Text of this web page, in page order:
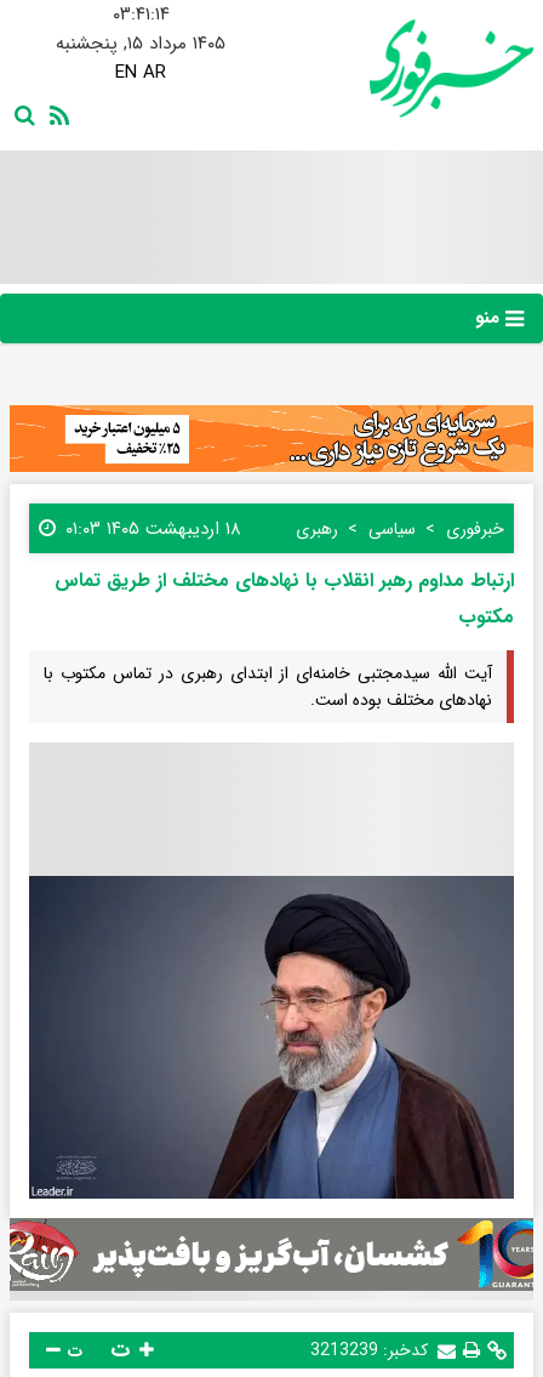
۰۳:۴۱:۱۵
۱۴۰۵ مرداد ۱۵, پنجشنبه
EN AR
منو
خبرفوری سیاسی رهبری ۱۸ اردیبهشت ۱۴۰۵ ۰۱:۰۳
ارتباط مداوم رهبر انقلاب با نهادهای مختلف از طریق تماس
مکتوب
آیت الله سیدمجتبی خامنه‌ای از ابتدای رهبری در تماس مکتوب با
نهادهای مختلف بوده است.
کدخبر: 3213239 ت